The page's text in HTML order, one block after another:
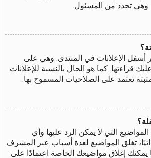
وهي تحدد من المسئول.
أسفل الإعلانات في المنتدى. وهي على
قراءتها. كما هو الحال بالنسبة للإعلانات
تعتمد على الصلاحيات المسموح بها.
التي لا يمكن الرد عليها وأي
تغلق المواضيع لعدة أسباب عبر المشرف
يمكنك إغلاق مواضيعك الخاصة اعتمادًا على